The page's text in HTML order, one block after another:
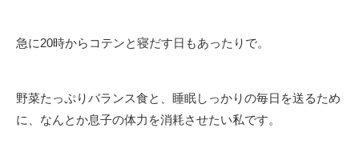
急に20時からコテンと寝だす日もあったりで。
野菜たっぷりバランス食と、睡眠しっかりの毎日を送るため
に、なんとか息子の体力を消耗させたい私です。